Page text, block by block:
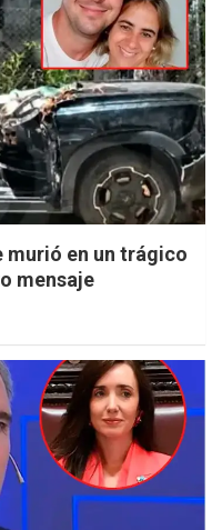
murió en un trágico
mensaje